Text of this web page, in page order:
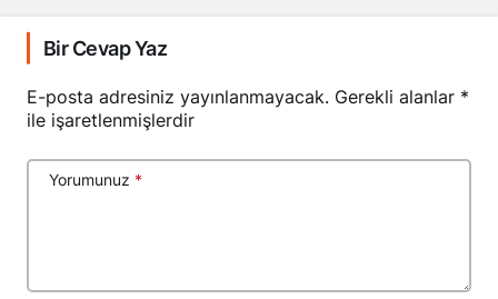
Bir Cevap Yaz
E-posta adresiniz yayınlanmayacak. Gerekli alanlar *
ile işaretlenmişlerdir
Yorumunuz *